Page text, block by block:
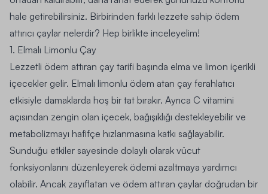
hale getirebilirsiniz. Birbirinden farklı lezzete sahip ödem
attırıcı çaylar nelerdir? Hep birlikte inceleyelim!
1. Elmalı Limonlu Çay
Lezzetli ödem attıran çay tarifi başında elma ve limon içerikli
içecekler gelir. Elmalı limonlu ödem atan çay ferahlatıcı
etkisiyle damaklarda hoş bir tat bırakır. Ayrıca C vitamini
açısından zengin olan içecek, bağışıklığı destekleyebilir ve
metabolizmayı hafifçe hızlanmasına katkı sağlayabilir.
Sunduğu etkiler sayesinde dolaylı olarak vücut
fonksiyonlarını düzenleyerek ödemi azaltmaya yardımcı
olabilir. Ancak zayıflatan ve ödem attıran çaylar doğrudan bir